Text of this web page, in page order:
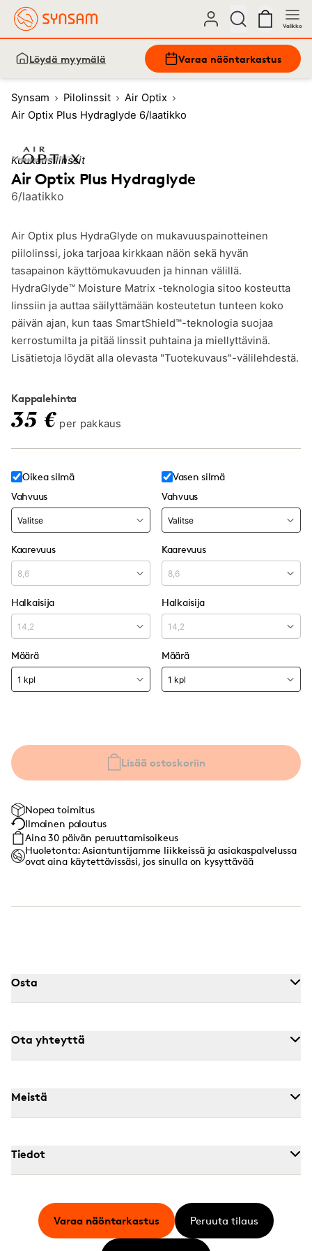
Valikko
Löydä myymälä Varaa näöntarkastus
Synsam Pilolinssit
Air Optix
Air Optix Plus Hydraglyde 6/laatikko
Kuukausilinssit
Air Optix Plus Hydraglyde
6/laatikko
Air Optix plus HydraGlyde on mukavuuspainotteinen
piilolinssi, joka tarjoaa kirkkaan näön sekä hyvän
tasapainon käyttömukavuuden ja hinnan välillä.
HydraGlyde™ Moisture Matrix -teknologia sitoo kosteutta
linssiin ja auttaa säilyttämään kosteutetun tunteen koko
päivän ajan, kun taas SmartShield™-teknologia suojaa
kerrostumilta ja pitää linssit puhtaina ja miellyttävinä.
Lisätietoja löydät alla olevasta "Tuotekuvaus"-välilehdestä.
Kappalehinta
35 € per pakkaus
Oikea silmä
Vahvuus
Kaarevuus
Halkaisija
Määrä
Vasen silmä
Vahvuus
Kaarevuus
Halkaisija
Määrä
Lisää ostoskoriin
Nopea toimitus
Ilmainen palautus
Aina 30 päivän peruuttamisoikeus
Huoletonta: Asiantuntijamme liikkeissä ja asiakaspalvelussa
ovat aina käytettävissäsi, jos sinulla on kysyttävää
Osta
Ota yhteyttä
Meistä
Tiedot
Varaa näöntarkastus Peruuta tilaus